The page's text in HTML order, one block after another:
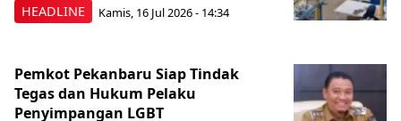
HEADLINE Kamis, 16 Jul 2026 - 14:34
Pemkot Pekanbaru Siap Tindak
Tegas dan Hukum Pelaku
Penyimpangan LGBT